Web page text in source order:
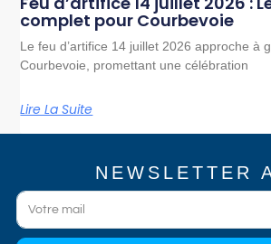
complet pour Courbevoie
Le feu d’artifice 14 juillet 2026 approche à
Courbevoie, promettant une célébration
Lire La Suite
NEWSLETTER